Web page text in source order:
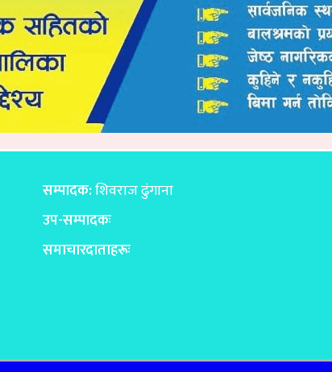
सम्पादक:शिवराज ढुंगाना
उप-सम्पादकः
समाचारदाताहरूः